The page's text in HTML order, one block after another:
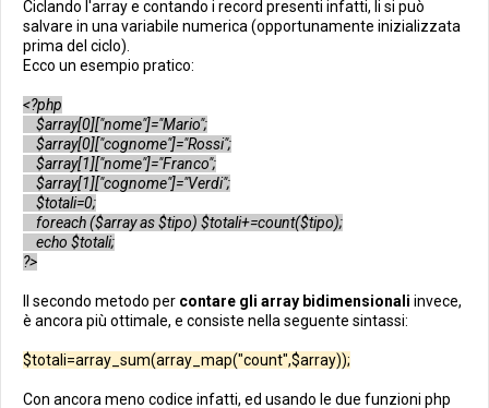
Ciclando l'array e contando i record presenti infatti, li si può
salvare in una variabile numerica (opportunamente inizializzata
prima del ciclo).
Ecco un esempio pratico:
<?php
$array[0]["nome"]="Mario";
$array[0]["cognome"]="Rossi";
$array[1]["nome"]="Franco";
$array[1]["cognome"]="Verdi";
$totali=0;
foreach ($array as $tipo) $totali+=count($tipo);
echo $totali;
?>
Il secondo metodo per contare gli array bidimensionali invece,
è ancora più ottimale, e consiste nella seguente sintassi:
$totali=array_sum(array_map("count",$array));
Con ancora meno codice infatti, ed usando le due funzioni php